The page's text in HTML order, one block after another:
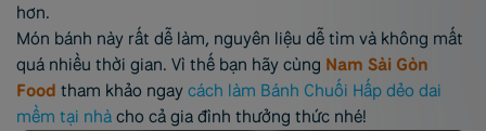
hơn.
Món bánh này rất dễ làm, nguyên liệu dễ tìm và không mất
quá nhiều thời gian. Vì thế bạn hãy cùng Nam Sài Gòn
Food tham khảo ngaycách làm Bánh Chuối Hấp dẻo dai
mềm tại nhàcho cả gia đình thưởng thức nhé!